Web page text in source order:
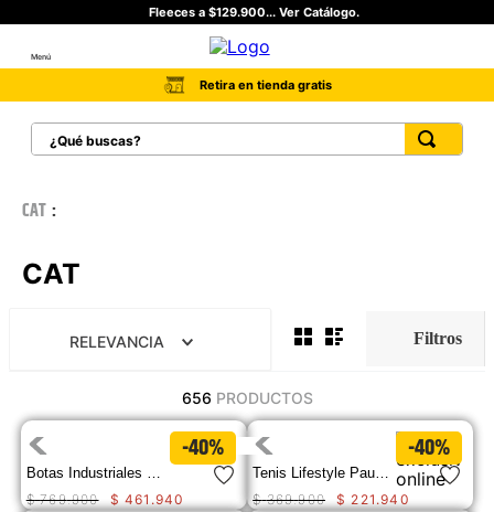
Fleeces a $129.900... Ver Catálogo.
Menú
Retira en tienda gratis
¿Qué buscas?
CAT
CAT
RELEVANCIA
656 PRODUCTOS
-40%
$ 769.900 $ 461 .940
-40%
$ 369.900 $ 221 .940
8 . morrales